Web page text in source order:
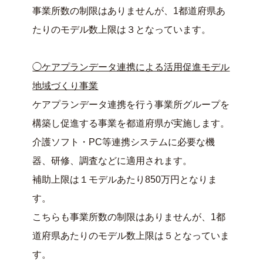
事業所数の制限はありませんが、1都道府県あ
たりのモデル数上限は３となっています。
◯ケアプランデータ連携による活用促進モデル
地域づくり事業
ケアプランデータ連携を行う事業所グループを
構築し促進する事業を都道府県が実施します。
介護ソフト・PC等連携システムに必要な機
器、研修、調査などに適用されます。
補助上限は１モデルあたり850万円となりま
す。
こちらも事業所数の制限はありませんが、1都
道府県あたりのモデル数上限は５となっていま
す。